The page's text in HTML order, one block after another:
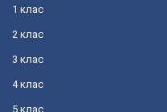
1 клас
2 клас
3 клас
4 клас
5 клас